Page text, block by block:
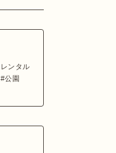
レンタル
公園